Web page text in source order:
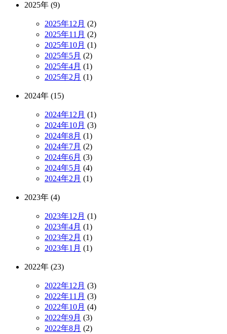
2025年 (9)
2025年12月 (2)
2025年11月 (2)
2025年10月 (1)
2025年5月 (2)
2025年4月 (1)
2025年2月 (1)
2024年 (15)
2024年12月 (1)
2024年10月 (3)
2024年8月 (1)
2024年7月 (2)
2024年6月 (3)
2024年5月 (4)
2024年2月 (1)
2023年 (4)
2023年12月 (1)
2023年4月 (1)
2023年2月 (1)
2023年1月 (1)
2022年 (23)
2022年12月 (3)
2022年11月 (3)
2022年10月 (4)
2022年9月 (3)
2022年8月 (2)